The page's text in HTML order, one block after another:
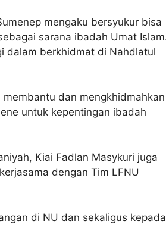
mengaku bersyukur bisa
sarana ibadah Umat
dalam berkhidmat di Nahdlatul
dan mengkhidmahkan
untuk kepentingan ibadah
Kiai Fadlan Masykuri juga
dengan Tim LFNU
di NU dan sekaligus kepada